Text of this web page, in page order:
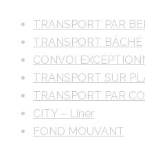
TRANSPORT PAR
TRANSPORT BÂCHÉ
CONVOI
TRANSPORT SUR
TRANSPORT PAR
CITY – Liner
FOND MOUVANT